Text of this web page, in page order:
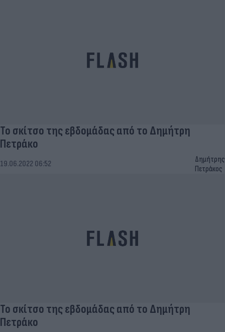
Το σκίτσο της εβδομάδας από το Δημήτρη
Πετράκο
19.06.2022 06:52
Δημήτρης
Πετράκος
Το σκίτσο της εβδομάδας από το Δημήτρη
Πετράκο